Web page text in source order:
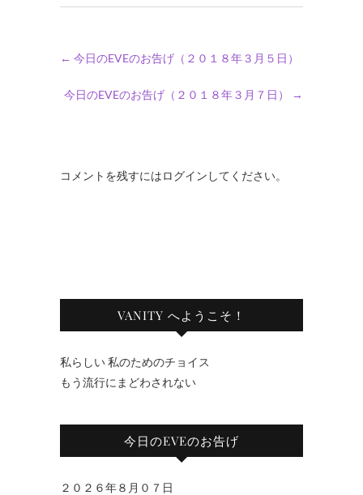
← 今日のEVEのお告げ（２０１８年３月５日）
今日のEVEのお告げ（２０１８年３月７日） →
コメントを残すにはログインしてください。
VANITY へようこそ！
私らしい 私のためのチョイス
もう流行にまどわされない
今日のEVEのお告げ
２０２６年８月０７日